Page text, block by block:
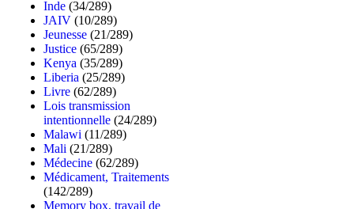
Inde (34/289)
JAIV (10/289)
Jeunesse (21/289)
Justice (65/289)
Kenya (35/289)
Liberia (25/289)
Livre (62/289)
Lois transmission
intentionnelle (24/289)
Malawi (11/289)
Mali (21/289)
Médecine (62/289)
Médicament, Traitements
(142/289)
Memory box, travail de